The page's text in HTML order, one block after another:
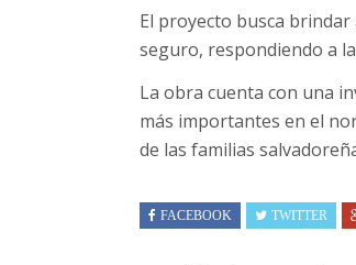
El proyecto busca
seguro, respondiendo a
La obra cuenta con una
más importantes en el
de las familias
FACEBOOK TWITTER